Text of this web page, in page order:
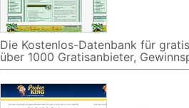
Die Kostenlos-Datenbank für
über 1000 Gratisanbieter,